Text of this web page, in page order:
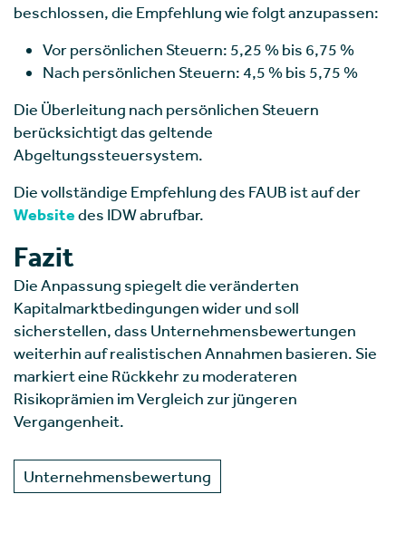
beschlossen, die Empfehlung wie folgt anzupassen:
Vor persönlichen Steuern: 5,25 % bis 6,75 %
Nach persönlichen Steuern: 4,5 % bis 5,75 %
Die Überleitung nach persönlichen Steuern
berücksichtigt das geltende
Abgeltungssteuersystem.
Die vollständige Empfehlung des FAUB ist auf der
Websitedes IDW abrufbar.
Fazit
Die Anpassung spiegelt die veränderten
Kapitalmarktbedingungen wider und soll
sicherstellen, dass Unternehmensbewertungen
weiterhin auf realistischen Annahmen basieren. Sie
markiert eine Rückkehr zu moderateren
Risikoprämien im Vergleich zur jüngeren
Vergangenheit.
Unternehmensbewertung